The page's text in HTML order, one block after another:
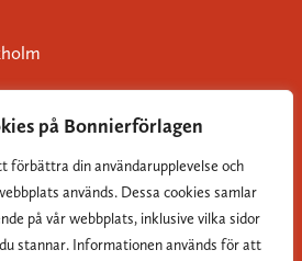
på Bonnierförlagen
förbättra din användarupplevelse och
används. Dessa cookies samlar
på vår webbplats, inklusive vilka sidor
stannar. Informationen används för att
Bonnierförlagen
Cookies